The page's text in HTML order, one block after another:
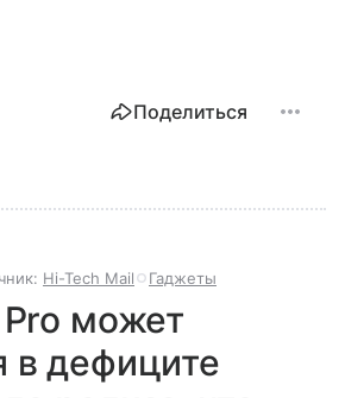
Поделиться
Hi-Tech Mail Гаджеты
может
в дефиците